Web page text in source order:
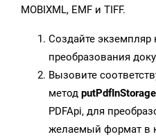
MOBIXML, EMF и TIFF.
Создайте экземпляр
преобразования
Вызовите
метод
PDFApi, для
желаемый формат в